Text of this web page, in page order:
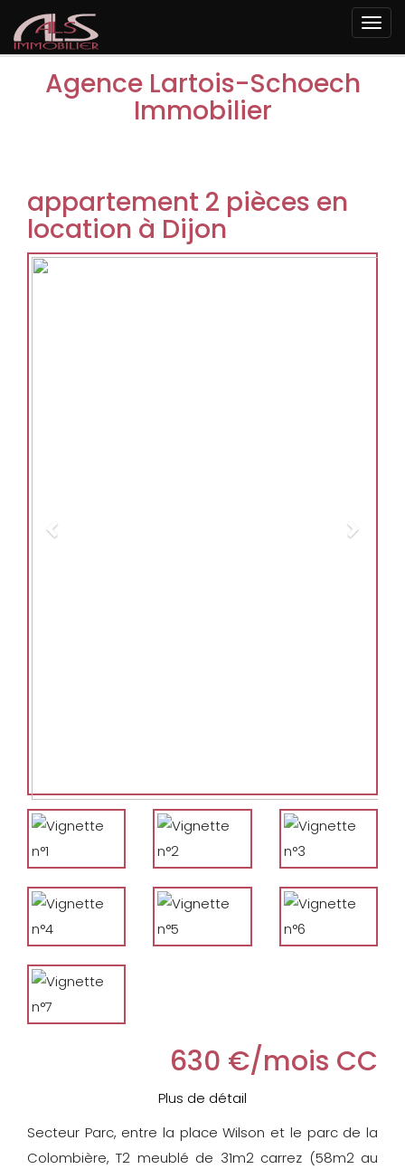
Agence Lartois-Schoech
Immobilier
appartement 2 pièces en
location à Dijon
Previous Next
630 €/mois CC
Plus de détail
Secteur Parc, entre la place Wilson et le parc de la
Colombière, T2 meublé de 31m2 carrez (58m2 au